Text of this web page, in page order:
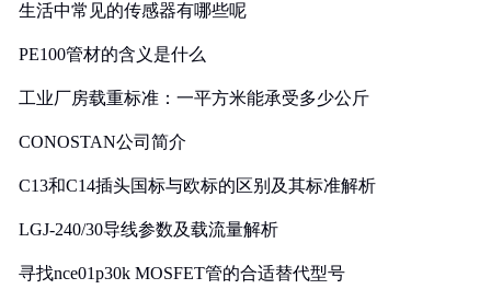
生活中常见的传感器有哪些呢
PE100管材的含义是什么
工业厂房载重标准：一平方米能承受多少公斤
CONOSTAN公司简介
C13和C14插头国标与欧标的区别及其标准解析
LGJ-240/30导线参数及载流量解析
寻找nce01p30k MOSFET管的合适替代型号